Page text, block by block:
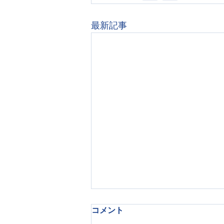
最新記事
コメント